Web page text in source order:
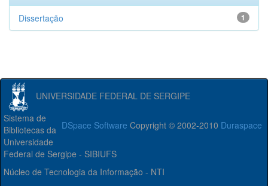
1
Dissertação
UNIVERSIDADE FEDERAL DE SERGIPE
DSpace Software Copyright © 2002-2010 Duraspace
Sistema de
Bibliotecas da
Universidade
Federal de Sergipe - SIBIUFS
Núcleo de Tecnologia da Informação - NTI